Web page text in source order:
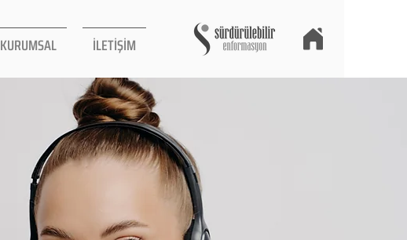
KURUMSAL İLETİŞİM